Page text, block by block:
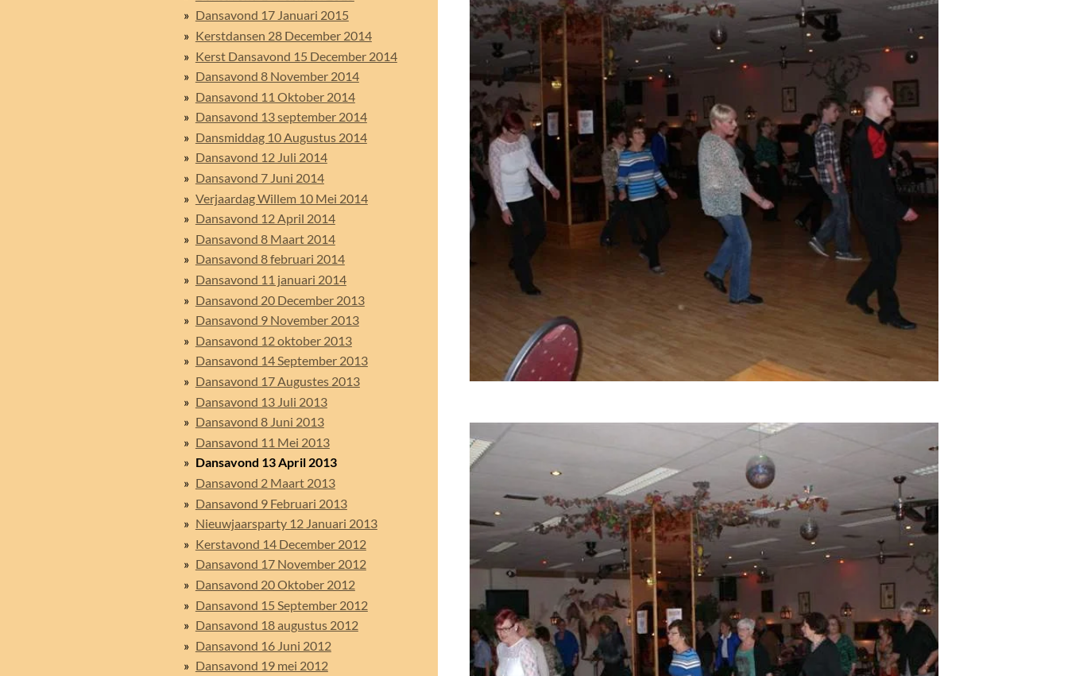
Dansavond 17 Januari 2015
Kerstdansen 28 December 2014
Kerst Dansavond 15 December 2014
Dansavond 8 November 2014
Dansavond 11 Oktober 2014
Dansavond 13 september 2014
Dansmiddag 10 Augustus 2014
Dansavond 12 Juli 2014
Dansavond 7 Juni 2014
Verjaardag Willem 10 Mei 2014
Dansavond 12 April 2014
Dansavond 8 Maart 2014
Dansavond 8 februari 2014
Dansavond 11 januari 2014
Dansavond 20 December 2013
Dansavond 9 November 2013
Dansavond 12 oktober 2013
Dansavond 14 September 2013
Dansavond 17 Augustes 2013
Dansavond 13 Juli 2013
Dansavond 8 Juni 2013
Dansavond 11 Mei 2013
Dansavond 13 April 2013
Dansavond 2 Maart 2013
Dansavond 9 Februari 2013
Nieuwjaarsparty 12 Januari 2013
Kerstavond 14 December 2012
Dansavond 17 November 2012
Dansavond 20 Oktober 2012
Dansavond 15 September 2012
Dansavond 18 augustus 2012
Dansavond 16 Juni 2012
Dansavond 19 mei 2012